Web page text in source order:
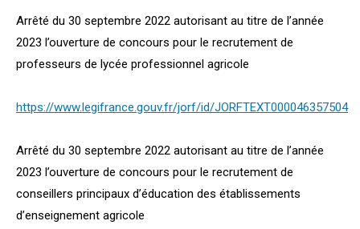
Arrêté du 30 septembre 2022 autorisant au titre de l’année
2023 l’ouverture de concours pour le recrutement de
professeurs de lycée professionnel agricole
https://www.legifrance.gouv.fr/jorf/id/JORFTEXT000046357504
Arrêté du 30 septembre 2022 autorisant au titre de l’année
2023 l’ouverture de concours pour le recrutement de
conseillers principaux d’éducation des établissements
d’enseignement agricole